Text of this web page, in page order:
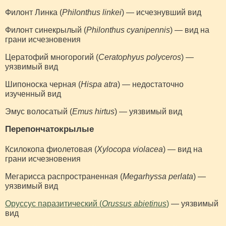
Филонт Линка (Philonthus linkei) — исчезнувший вид
Филонт синекрылый (Philonthus cyanipennis) — вид на
грани исчезновения
Цератофий многорогий (Ceratophyus polyceros) —
уязвимый вид
Шипоноска черная (Hispa atra) — недостаточно
изученный вид
Эмус волосатый (Emus hirtus) — уязвимый вид
Перепончатокрылые
Ксилокопа фиолетовая (Xylocopa violacea) — вид на
грани исчезновения
Мегарисса распространенная (Megarhyssa perlata) —
уязвимый вид
Оруссус паразитический (Orussus abietinus) — уязвимый
вид